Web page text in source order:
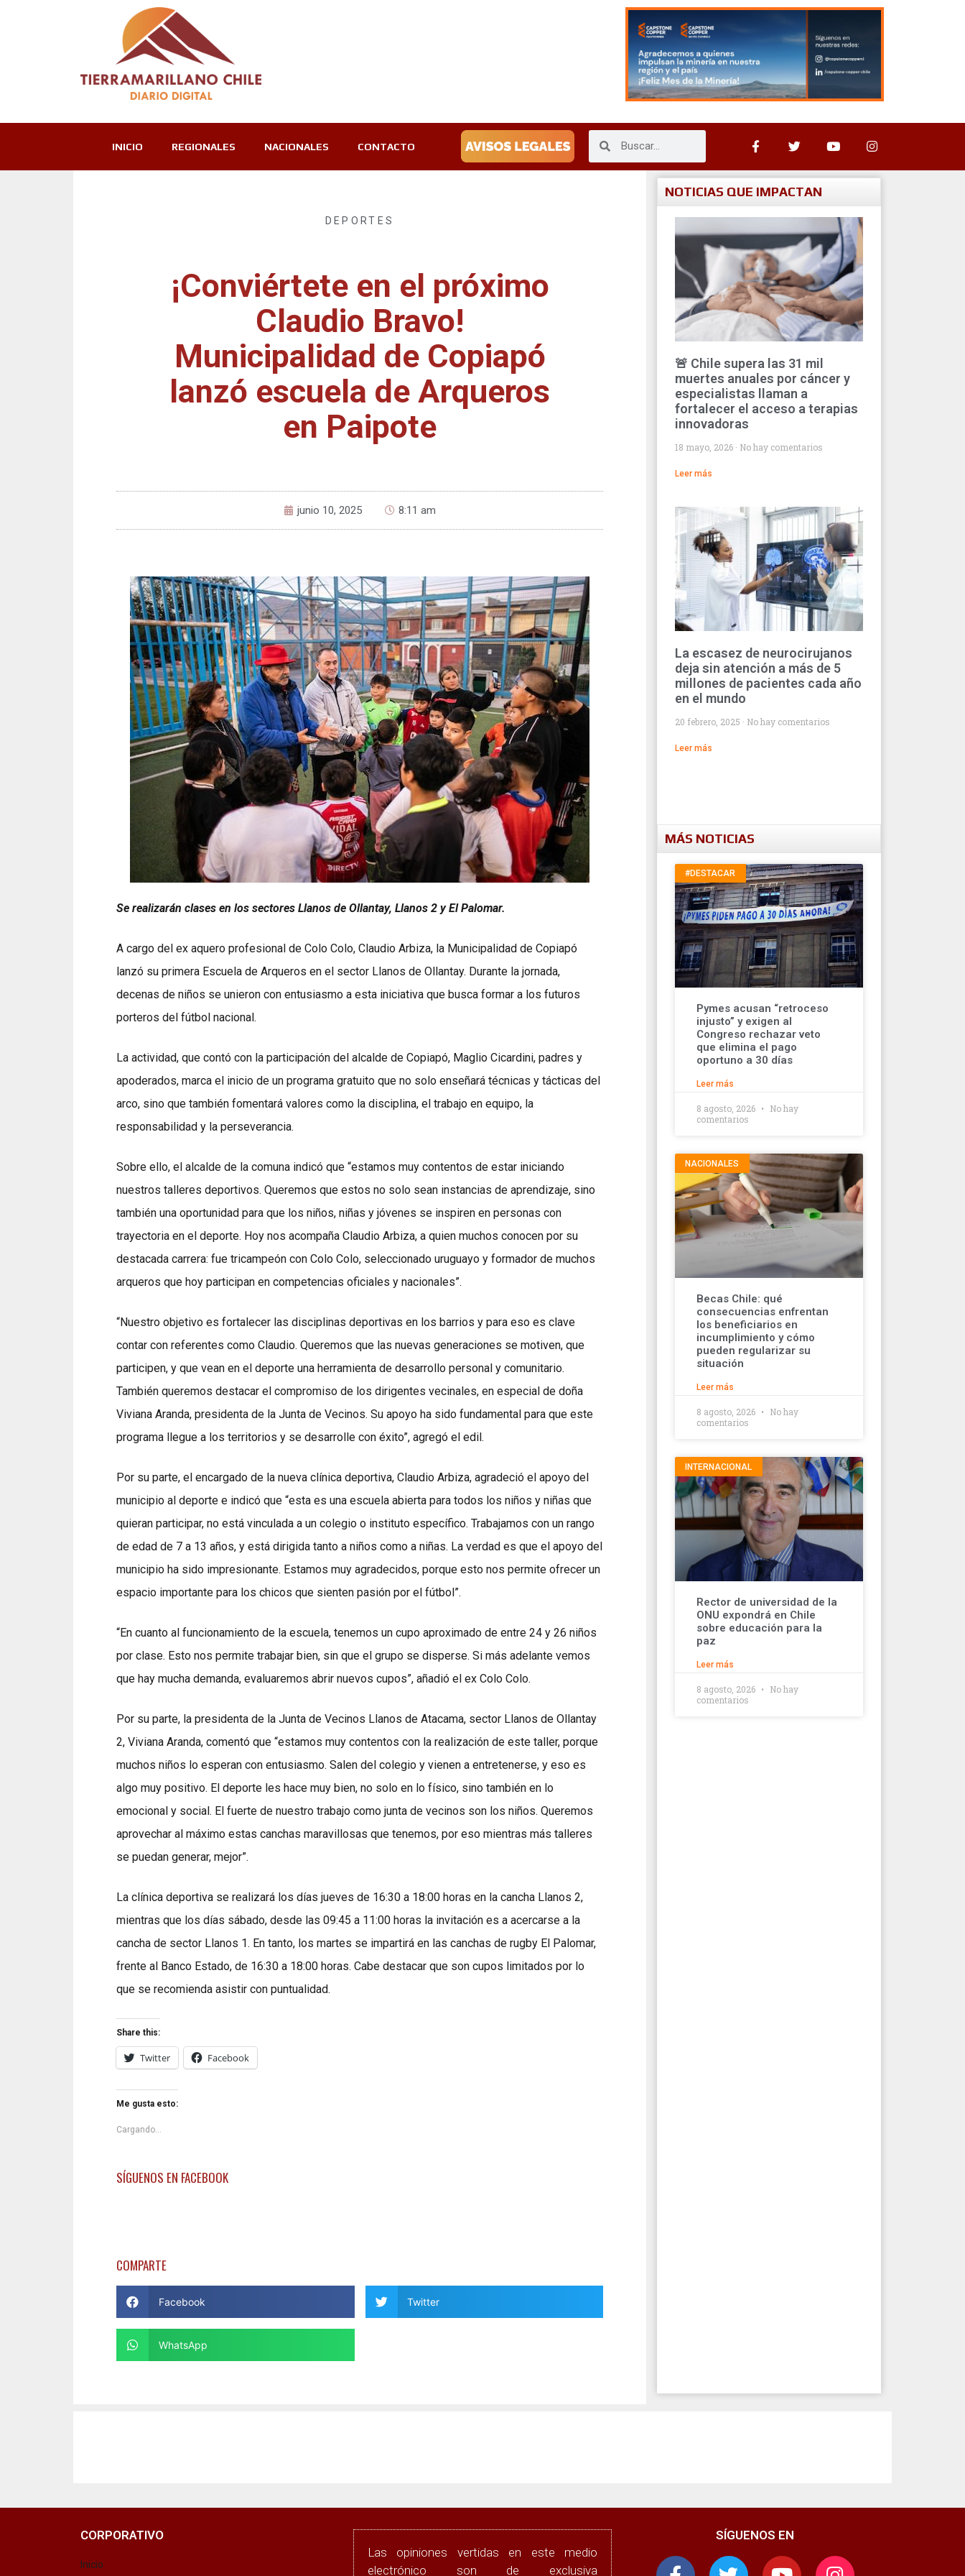
INICIO REGIONALES NACIONALES CONTACTO
DEPORTES
¡Conviértete en el próximo
Claudio Bravo!
Municipalidad de Copiapó
lanzó escuela de Arqueros
en Paipote
junio 10, 2025 8:11 am
Se realizarán clases en los sectores Llanos de Ollantay, Llanos 2 y El Palomar.
A cargo del ex aquero profesional de Colo Colo, Claudio Arbiza, la Municipalidad de Copiapó
lanzó su primera Escuela de Arqueros en el sector Llanos de Ollantay. Durante la jornada,
decenas de niños se unieron con entusiasmo a esta iniciativa que busca formar a los futuros
porteros del fútbol nacional.
La actividad, que contó con la participación del alcalde de Copiapó, Maglio Cicardini, padres y
apoderados, marca el inicio de un programa gratuito que no solo enseñará técnicas y tácticas del
arco, sino que también fomentará valores como la disciplina, el trabajo en equipo, la
responsabilidad y la perseverancia.
Sobre ello, el alcalde de la comuna indicó que “estamos muy contentos de estar iniciando
nuestros talleres deportivos. Queremos que estos no solo sean instancias de aprendizaje, sino
también una oportunidad para que los niños, niñas y jóvenes se inspiren en personas con
trayectoria en el deporte. Hoy nos acompaña Claudio Arbiza, a quien muchos conocen por su
destacada carrera: fue tricampeón con Colo Colo, seleccionado uruguayo y formador de muchos
arqueros que hoy participan en competencias oficiales y nacionales”.
“Nuestro objetivo es fortalecer las disciplinas deportivas en los barrios y para eso es clave
contar con referentes como Claudio. Queremos que las nuevas generaciones se motiven, que
participen, y que vean en el deporte una herramienta de desarrollo personal y comunitario.
También queremos destacar el compromiso de los dirigentes vecinales, en especial de doña
Viviana Aranda, presidenta de la Junta de Vecinos. Su apoyo ha sido fundamental para que este
programa llegue a los territorios y se desarrolle con éxito”, agregó el edil.
Por su parte, el encargado de la nueva clínica deportiva, Claudio Arbiza, agradeció el apoyo del
municipio al deporte e indicó que “esta es una escuela abierta para todos los niños y niñas que
quieran participar, no está vinculada a un colegio o instituto específico. Trabajamos con un rango
de edad de 7 a 13 años, y está dirigida tanto a niños como a niñas. La verdad es que el apoyo del
municipio ha sido impresionante. Estamos muy agradecidos, porque esto nos permite ofrecer un
espacio importante para los chicos que sienten pasión por el fútbol”.
“En cuanto al funcionamiento de la escuela, tenemos un cupo aproximado de entre 24 y 26 niños
por clase. Esto nos permite trabajar bien, sin que el grupo se disperse. Si más adelante vemos
que hay mucha demanda, evaluaremos abrir nuevos cupos”, añadió el ex Colo Colo.
Por su parte, la presidenta de la Junta de Vecinos Llanos de Atacama, sector Llanos de Ollantay
2, Viviana Aranda, comentó que “estamos muy contentos con la realización de este taller, porque
muchos niños lo esperan con entusiasmo. Salen del colegio y vienen a entretenerse, y eso es
algo muy positivo. El deporte les hace muy bien, no solo en lo físico, sino también en lo
emocional y social. El fuerte de nuestro trabajo como junta de vecinos son los niños. Queremos
aprovechar al máximo estas canchas maravillosas que tenemos, por eso mientras más talleres
se puedan generar, mejor”.
La clínica deportiva se realizará los días jueves de 16:30 a 18:00 horas en la cancha Llanos 2,
mientras que los días sábado, desde las 09:45 a 11:00 horas la invitación es a acercarse a la
cancha de sector Llanos 1. En tanto, los martes se impartirá en las canchas de rugby El Palomar,
frente al Banco Estado, de 16:30 a 18:00 horas. Cabe destacar que son cupos limitados por lo
que se recomienda asistir con puntualidad.
Share this:
Twitter Facebook
Me gusta esto:
Cargando...
SÍGUENOS EN FACEBOOK
COMPARTE
Facebook Twitter
WhatsApp
NOTICIAS QUE IMPACTAN
🚨 Chile supera las 31 mil
muertes anuales por cáncer y
especialistas llaman a
fortalecer el acceso a terapias
innovadoras
18 mayo, 2026 No hay comentarios
Leer más
La escasez de neurocirujanos
deja sin atención a más de 5
millones de pacientes cada año
en el mundo
20 febrero, 2025 No hay comentarios
Leer más
MÁS NOTICIAS
#DESTACAR
Pymes acusan “retroceso
injusto” y exigen al
Congreso rechazar veto
que elimina el pago
oportuno a 30 días
Leer más
8 agosto, 2026
No hay
comentarios
NACIONALES
Becas Chile: qué
consecuencias enfrentan
los beneficiarios en
incumplimiento y cómo
pueden regularizar su
situación
Leer más
8 agosto, 2026
No hay
comentarios
INTERNACIONAL
Rector de universidad de la
ONU expondrá en Chile
sobre educación para la
paz
Leer más
8 agosto, 2026
No hay
comentarios
CORPORATIVO
Inicio
Las opiniones vertidas en este medio
electrónico son de exclusiva
SÍGUENOS EN